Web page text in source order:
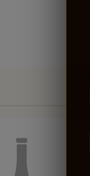
PANIER